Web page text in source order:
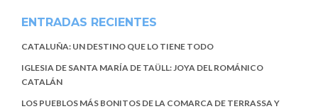
ENTRADAS RECIENTES
CATALUÑA: UN DESTINO QUE LO TIENE TODO
IGLESIA DE SANTA MARÍA DE TAÜLL: JOYA DEL ROMÁNICO
CATALÁN
LOS PUEBLOS MÁS BONITOS DE LA COMARCA DE TERRASSA Y